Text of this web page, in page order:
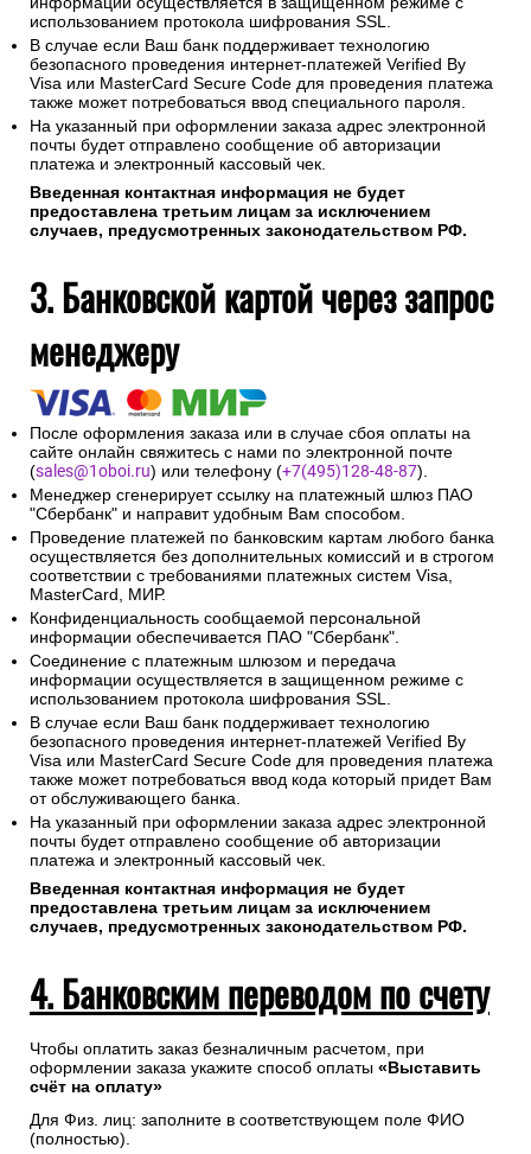
использованием протокола шифрования SSL.
В случае если Ваш банк поддерживает технологию
безопасного проведения интернет-платежей Verified By
Visa или MasterCard Secure Code для проведения платежа
также может потребоваться ввод специального пароля.
На указанный при оформлении заказа адрес электронной
почты будет отправлено сообщение об авторизации
платежа и электронный кассовый чек.
Введенная контактная информация не будет
предоставлена третьим лицам за исключением
случаев, предусмотренных законодательством РФ.
3. Банковской картой через запрос
менеджеру
После оформления заказа или в случае сбоя оплаты на
сайте онлайн свяжитесь с нами по электронной почте
(sales@1oboi.ru) или телефону (+7(495)128-48-87).
Менеджер сгенерирует ссылку на платежный шлюз ПАО
"Сбербанк" и направит удобным Вам способом.
Проведение платежей по банковским картам любого банка
осуществляется без дополнительных комиссий и в строгом
соответствии с требованиями платежных систем Visa,
MasterCard, МИР.
Конфиденциальность сообщаемой персональной
информации обеспечивается ПАО "Сбербанк".
Соединение с платежным шлюзом и передача
информации осуществляется в защищенном режиме с
использованием протокола шифрования SSL.
В случае если Ваш банк поддерживает технологию
безопасного проведения интернет-платежей Verified By
Visa или MasterCard Secure Code для проведения платежа
также может потребоваться ввод кода который придет Вам
от обслуживающего банка.
На указанный при оформлении заказа адрес электронной
почты будет отправлено сообщение об авторизации
платежа и электронный кассовый чек.
Введенная контактная информация не будет
предоставлена третьим лицам за исключением
случаев, предусмотренных законодательством РФ.
4. Банковским переводом по счету
Чтобы оплатить заказ безналичным расчетом, при
оформлении заказа укажите способ оплаты «Выставить
счёт на оплату»
Для Физ. лиц: заполните в соответствующем поле ФИО
(полностью).